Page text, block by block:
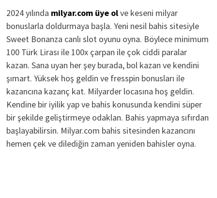
2024 yılında milyar.com üye olve keseni milyar
bonuslarla doldurmaya başla. Yeni nesil bahis sitesiyle
Sweet Bonanza canlı slot oyunu oyna. Böylece minimum
100 Türk Lirası ile 100x çarpan ile çok ciddi paralar
kazan. Sana uyan her şey burada, bol kazan ve kendini
şımart. Yüksek hoş geldin ve fresspin bonusları ile
kazancına kazanç kat. Milyarder locasına hoş geldin.
Kendine bir iyilik yap ve bahis konusunda kendini süper
bir şekilde geliştirmeye odaklan. Bahis yapmaya sıfırdan
başlayabilirsin. Milyar.com bahis sitesinden kazancını
hemen çek ve dilediğin zaman yeniden bahisler oyna.